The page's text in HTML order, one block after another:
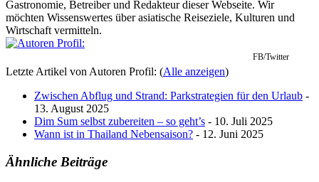
Gastronomie, Betreiber und Redakteur dieser Webseite. Wir
möchten Wissenswertes über asiatische Reiseziele, Kulturen und
Wirtschaft vermitteln.
FB/Twitter
Letzte Artikel von Autoren Profil: (Alle anzeigen)
Zwischen Abflug und Strand: Parkstrategien für den Urlaub -
13. August 2025
Dim Sum selbst zubereiten – so geht’s - 10. Juli 2025
Wann ist in Thailand Nebensaison? - 12. Juni 2025
Ähnliche Beiträge